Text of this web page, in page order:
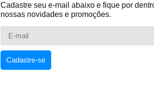
Cadastre seu e-mail abaixo e fique por
nossas novidades e promoções.
Cadastre-se